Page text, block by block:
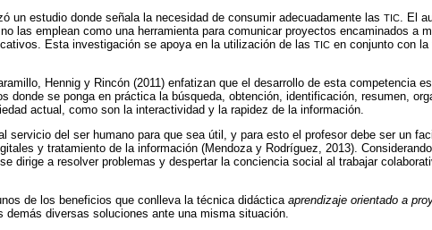
un estudio donde señala la necesidad de consumir adecuadamente las TIC. El
las emplean como una herramienta para comunicar proyectos encaminados a
Esta investigación se apoya en la utilización de las TIC en conjunto con
Hennig y Rincón (2011) enfatizan que el desarrollo de esta competencia
donde se ponga en práctica la búsqueda, obtención, identificación, resumen,
actual, como son la interactividad y la rapidez de la información.
servicio del ser humano para que sea útil, y para esto el profesor debe ser un
y tratamiento de la información (Mendoza y Rodríguez, 2013).
dirige a resolver problemas y despertar la conciencia social al trabajar
de los beneficios que conlleva la técnica didáctica aprendizaje orientado a
diversas soluciones ante una misma situación.